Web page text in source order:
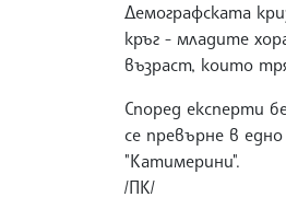
Демографската
кръг - младите
възраст, които
Според експерти
се превърне в
"Катимерини".
/ПК/